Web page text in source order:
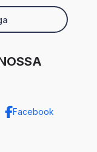
Facebook